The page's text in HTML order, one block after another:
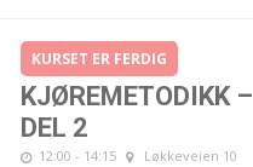
KURSET ER FERDIG
KJØREMETODIKK –
DEL 2
12:00 - 14:15 Løkkeveien 10